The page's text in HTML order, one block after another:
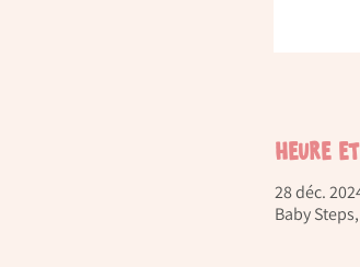
Heure
28 déc.
Baby